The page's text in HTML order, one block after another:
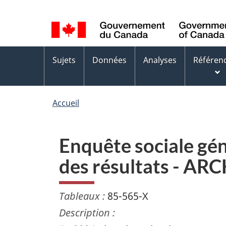
de
la
langue
Language
switcher
Menus
des
sujets
Sujets Données Analyses
Accueil
Enquête sociale
des résultats -
Tableaux : 85-565-X
Description :